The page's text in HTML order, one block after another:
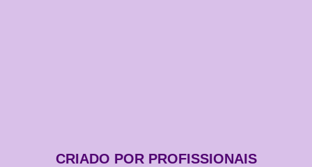
CRIADO POR PROFISSIONAIS